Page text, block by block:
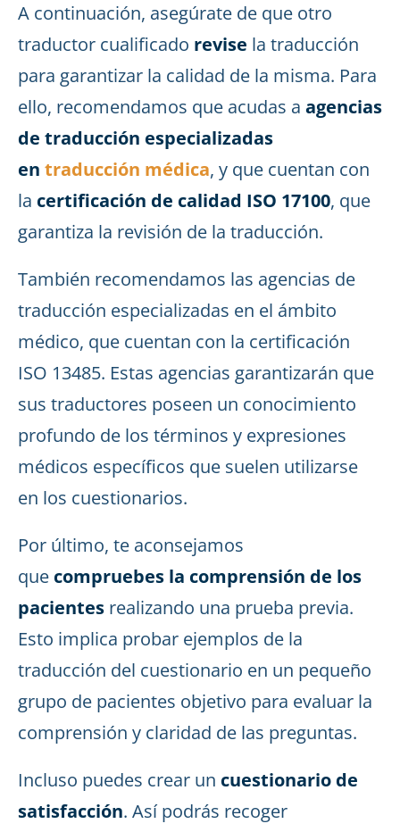
A continuación, asegúrate de que otro
traductor cualificado revise la traducción
para garantizar la calidad de la misma. Para
ello, recomendamos que acudas a agencias
de traducción especializadas
en traducción médica, y que cuentan con
la certificación de calidad ISO 17100, que
garantiza la revisión de la traducción.
También recomendamos las agencias de
traducción especializadas en el ámbito
médico, que cuentan con la certificación
ISO 13485. Estas agencias garantizarán que
sus traductores poseen un conocimiento
profundo de los términos y expresiones
médicos específicos que suelen utilizarse
en los cuestionarios.
Por último, te aconsejamos
que compruebes la comprensión de los
pacientes realizando una prueba previa.
Esto implica probar ejemplos de la
traducción del cuestionario en un pequeño
grupo de pacientes objetivo para evaluar la
comprensión y claridad de las preguntas.
Incluso puedes crear un cuestionario de
satisfacción. Así podrás recoger